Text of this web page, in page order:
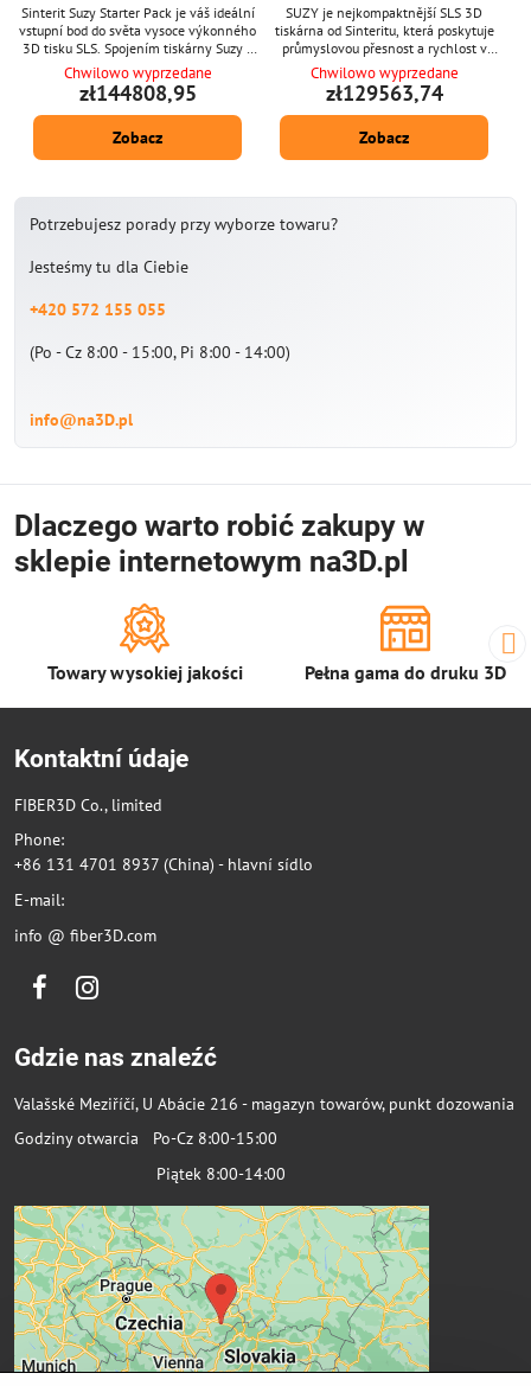
Sinterit Suzy Starter Pack je váš ideální
vstupní bod do světa vysoce výkonného
3D tisku SLS. Spojením tiskárny Suzy s
nezbytným příslušenstvím a softwarem
nabízí nepřekonatelnou hodnotu pro
profesionály a podniky připravené
expandovat s aditivní výrobou. Začněte s
průmyslovou rychlostí, přesností a
chytrým designem na nejnižší investiční
Chwilowo wyprzedane
zł144808,95
Zobacz
SUZY je nejkompaktnější SLS 3D
tiskárna od Sinteritu, která poskytuje
průmyslovou přesnost a rychlost v
prostorově úsporném designu. Díky
ultrajemnému rozlišení vrstvy 0,075
mm, velkému stavebnímu objemu a
rychlým možnostem tisku je SUZY
ideálním řešením pro prototypování a
malosériovou výrobu. Je navržena pro
Chwilowo wyprzedane
zł129563,74
Zobacz
Potrzebujesz porady przy wyborze towaru?
Jesteśmy tu dla Ciebie
+420 572 155 055
(Po - Cz 8:00 - 15:00, Pi 8:00 - 14:00)
info@na3D.pl
Dlaczego warto robić zakupy w
sklepie internetowym na3D.pl
Towary wysokiej jakości Pełna gama do druku 3D
Kontaktní údaje
FIBER3D Co., limited
Phone:
+86 131 4701 8937 (China) - hlavní sídlo
E-mail:
info @ fiber3D.com
FacebookInstagram
Gdzie nas znaleźć
Valašské Meziříčí, U Abácie 216 - magazyn towarów, punkt dozowania
Godziny otwarcia Po-Cz 8:00-15:00
Piątek 8:00-14:00